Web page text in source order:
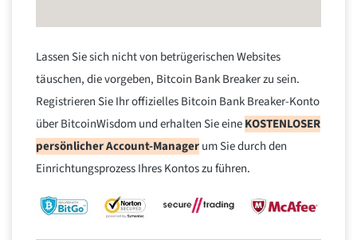
Lassen Sie sich nicht von betrügerischen Websites
täuschen, die vorgeben, Bitcoin Bank Breaker zu sein.
Registrieren Sie Ihr offizielles Bitcoin Bank Breaker-Konto
über BitcoinWisdom und erhalten Sie eineKOSTENLOSER
persönlicher Account-Managerum Sie durch den
Einrichtungsprozess Ihres Kontos zu führen.